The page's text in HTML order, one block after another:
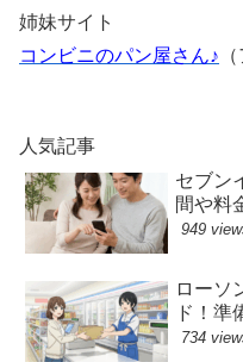
姉妹サイト
コンビニのパン屋さん♪
人気記事
セブン
間や料
949
ローソ
ド！準
734